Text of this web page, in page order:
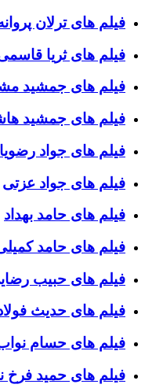
فیلم های ترلان
فیلم های ثریا
فیلم های جمشید
فیلم های جمشید
فیلم های جواد
فیلم های جواد عزتی
فیلم های حامد بهداد
فیلم های حامد
فیلم های حبیب
فیلم های حدیث
فیلم های حسام
فیلم های حمید فرخ